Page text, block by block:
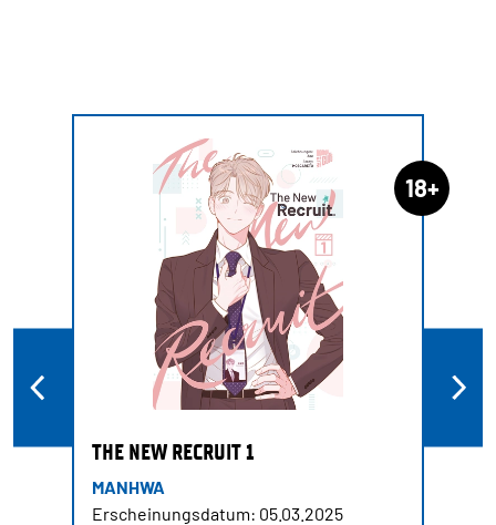
18+
THE NEW RECRUIT 1
MANHWA
Erscheinungsdatum: 05.03.2025